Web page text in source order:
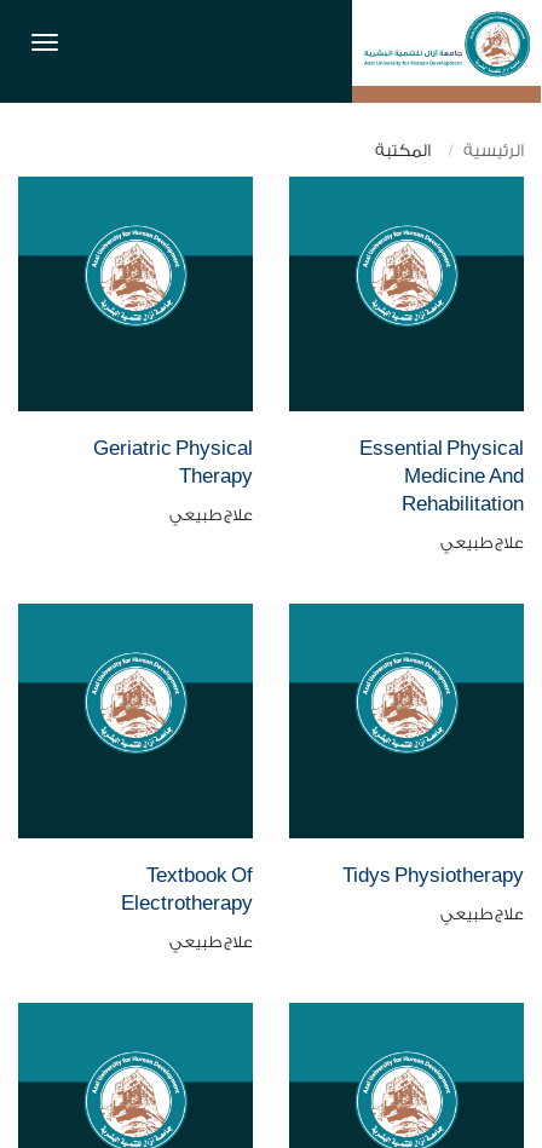
الرئيسية المكتبة
Essential Physical
Medicine And
Rehabilitation
علاج طبيعي
Geriatric Physical
Therapy
علاج طبيعي
Tidys Physiotherapy
علاج طبيعي
Textbook Of
Electrotherapy
علاج طبيعي